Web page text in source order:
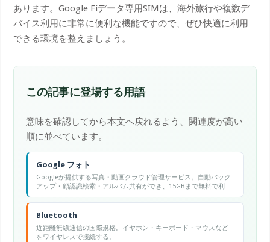
あります。Google Fiデータ専用SIMは、海外旅行や複数デ
バイス利用に非常に便利な機能ですので、ぜひ快適に利用
できる環境を整えましょう。
この記事に登場する用語
意味を確認してから本文へ戻れるよう、関連度が高い
順に並べています。
Google フォト
Googleが提供する写真・動画クラウド管理サービス。自動バック
アップ・顔認識検索・アルバム共有ができ、15GBまで無料で利用
可能。
Bluetooth
近距離無線通信の国際規格。イヤホン・キーボード・マウスなど
をワイヤレスで接続する。